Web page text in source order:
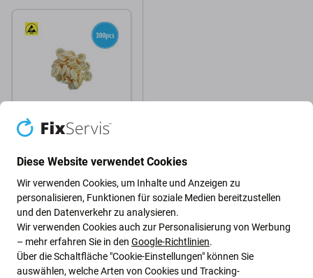
ESD Leitfähiger
- 300Stk.
€3,85
NACHESTELLUNG
Diese Website verwendet Cookies
Wir verwenden Cookies, um Inhalte und Anzeigen zu
personalisieren, Funktionen für soziale Medien bereitzustellen
und den Datenverkehr zu analysieren.
Wir verwenden Cookies auch zur Personalisierung von Werbung
– mehr erfahren Sie in den Google-Richtlinien.
Über die Schaltfläche "Cookie-Einstellungen" können Sie
auswählen, welche Arten von Cookies und Tracking-